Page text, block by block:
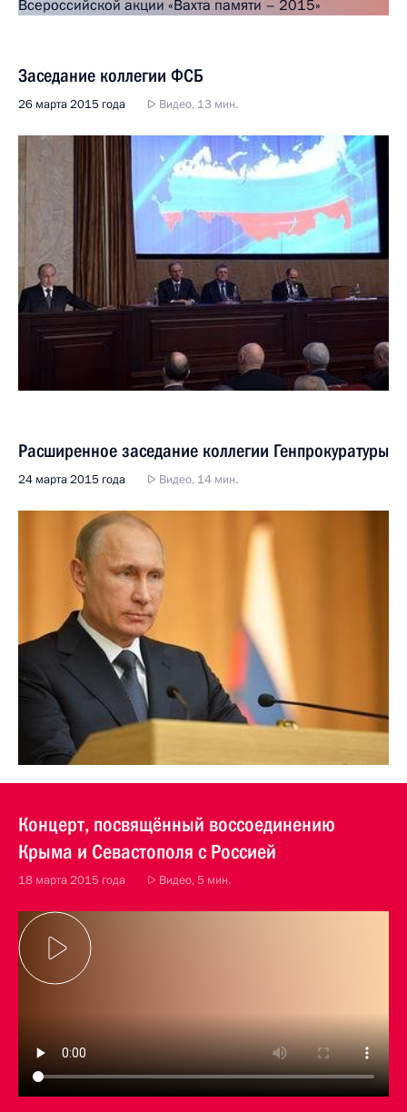
Заседание коллегии ФСБ
26 марта 2015 года Видео, 13 мин.
Расширенное заседание коллегии Генпрокуратуры
24 марта 2015 года Видео, 14 мин.
Концерт, посвящённый воссоединению
Крыма и Севастополя с Россией
18 марта 2015 года Видео, 5 мин.